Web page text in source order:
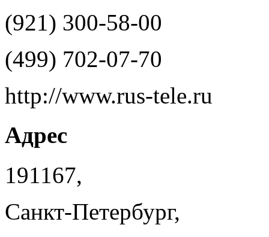
(921) 300-58-00
(499) 702-07-70
http://www.rus-tele.ru
Адрес
191167,
Санкт-Петербург,